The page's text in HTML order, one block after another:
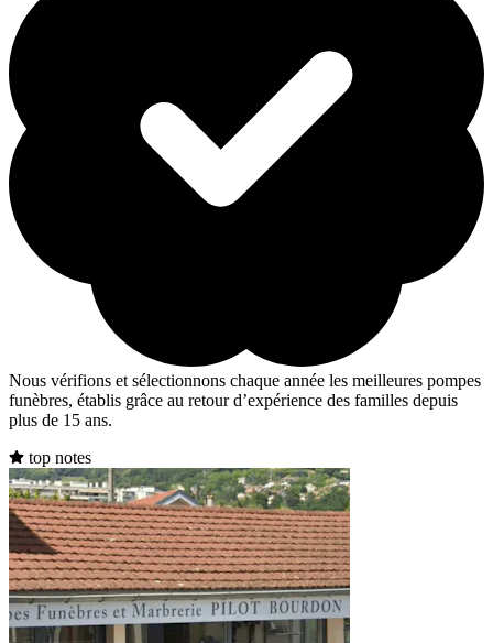
Nous vérifions et sélectionnons chaque année les meilleures pompes
funèbres, établis grâce au retour d’expérience des familles depuis
plus de 15 ans.
top notes